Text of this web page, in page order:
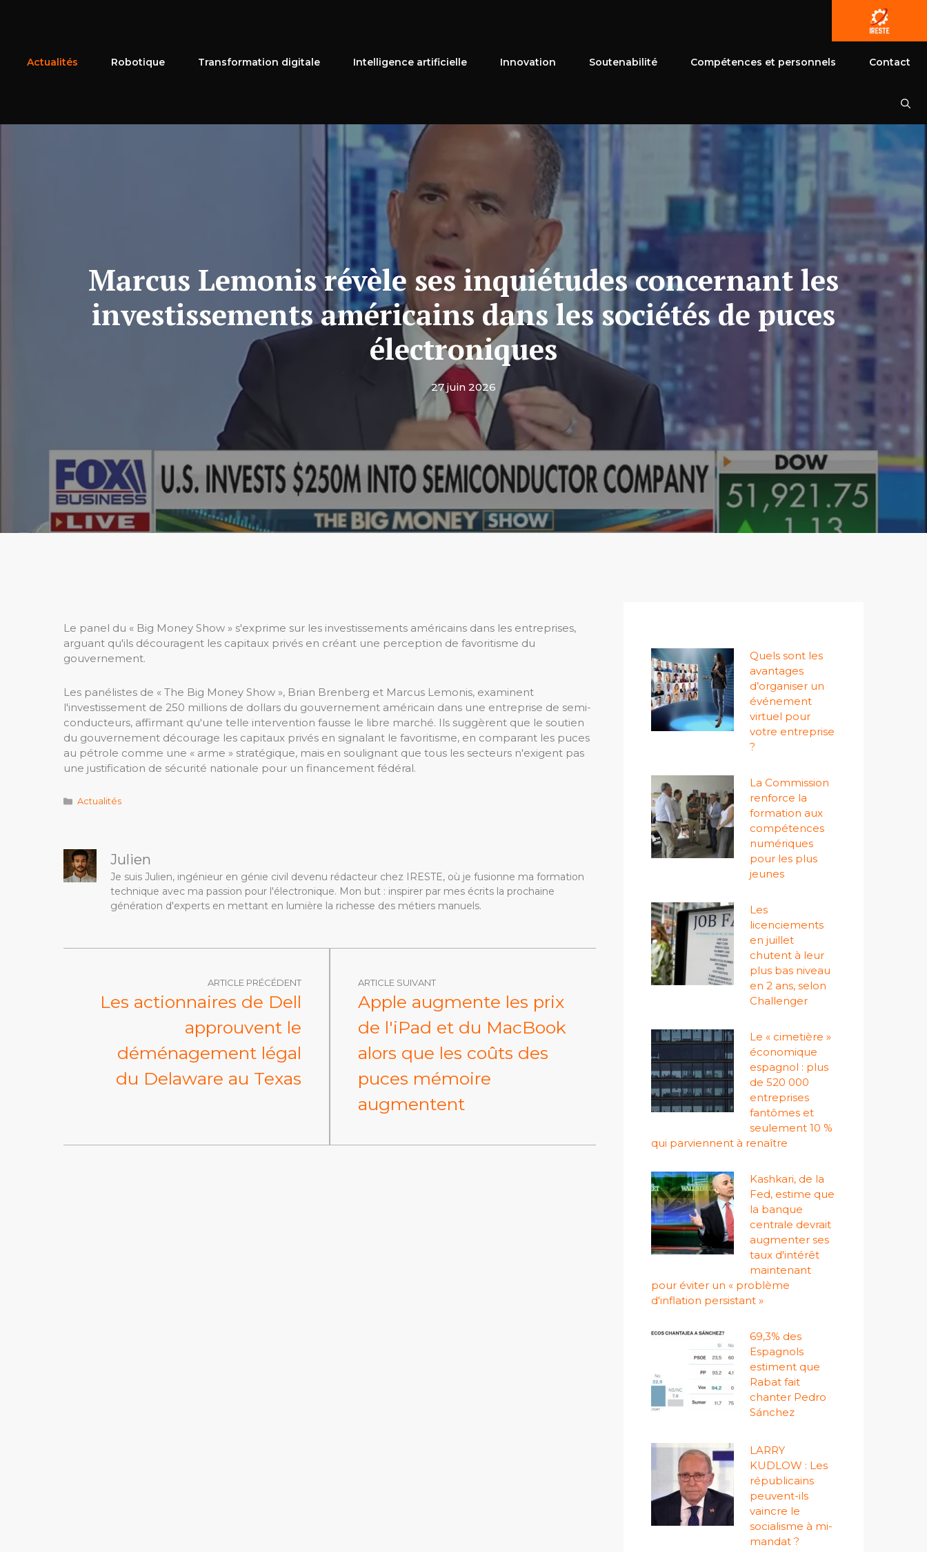
Actualités Robotique Transformation digitale Intelligence artificielle Innovation Soutenabilité Compétences et personnels Contact
Marcus Lemonis révèle ses inquiétudes concernant les
investissements américains dans les sociétés de puces
électroniques
27 juin 2026
Le panel du « Big Money Show » s'exprime sur les investissements américains dans les entreprises,
arguant qu'ils découragent les capitaux privés en créant une perception de favoritisme du
gouvernement.
Les panélistes de « The Big Money Show », Brian Brenberg et Marcus Lemonis, examinent
l'investissement de 250 millions de dollars du gouvernement américain dans une entreprise de semi-
conducteurs, affirmant qu'une telle intervention fausse le libre marché. Ils suggèrent que le soutien
du gouvernement décourage les capitaux privés en signalant le favoritisme, en comparant les puces
au pétrole comme une « arme » stratégique, mais en soulignant que tous les secteurs n'exigent pas
une justification de sécurité nationale pour un financement fédéral.
Catégories
Actualités
Julien
Je suis Julien, ingénieur en génie civil devenu rédacteur chez IRESTE, où je fusionne ma formation
technique avec ma passion pour l'électronique. Mon but : inspirer par mes écrits la prochaine
génération d'experts en mettant en lumière la richesse des métiers manuels.
ARTICLE PRÉCÉDENT
Les actionnaires de Dell
approuvent le
déménagement légal
du Delaware au Texas
ARTICLE SUIVANT
Apple augmente les prix
de l'iPad et du MacBook
alors que les coûts des
puces mémoire
augmentent
Quels sont les
avantages
d’organiser un
événement
virtuel pour
votre entreprise
?
La Commission
renforce la
formation aux
compétences
numériques
pour les plus
jeunes
Les
licenciements
en juillet
chutent à leur
plus bas niveau
en 2 ans, selon
Challenger
Le « cimetière »
économique
espagnol : plus
de 520 000
entreprises
fantômes et
seulement 10 %
qui parviennent à renaître
Kashkari, de la
Fed, estime que
la banque
centrale devrait
augmenter ses
taux d'intérêt
maintenant
pour éviter un « problème
d'inflation persistant »
69,3% des
Espagnols
estiment que
Rabat fait
chanter Pedro
Sánchez
LARRY
KUDLOW : Les
républicains
peuvent-ils
vaincre le
socialisme à mi-
mandat ?